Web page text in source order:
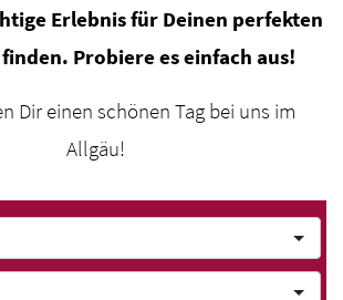
Erlebnis für Deinen perfekten
Probiere es einfach aus!
Dir einen schönen Tag bei uns im
Allgäu!